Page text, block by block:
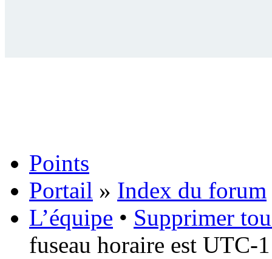
Points
Portail » Index du forum
L’équipe • Supprimer
fuseau horaire est UTC-